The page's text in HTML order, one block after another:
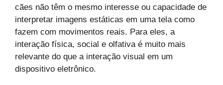
cães não têm o mesmo interesse ou capacidade de
interpretar imagens estáticas em uma tela como
fazem com movimentos reais. Para eles, a
interação física, social e olfativa é muito mais
relevante do que a interação visual em um
dispositivo eletrônico.